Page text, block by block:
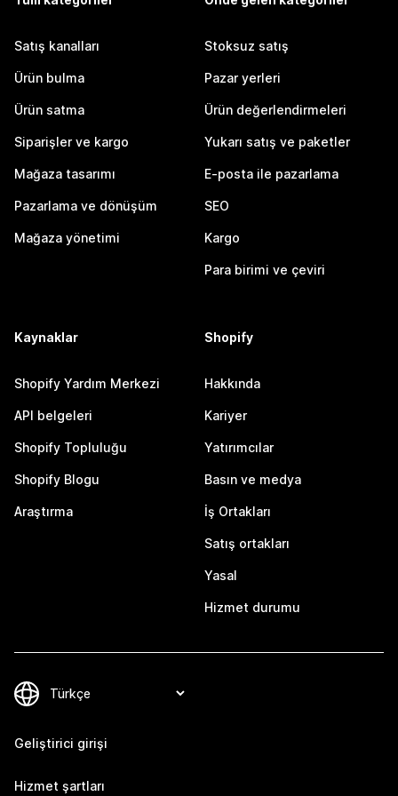
Satış kanalları
Ürün bulma
Ürün satma
Siparişler ve kargo
Mağaza tasarımı
Pazarlama ve dönüşüm
Mağaza yönetimi
Stoksuz satış
Pazar yerleri
Ürün değerlendirmeleri
Yukarı satış ve paketler
E-posta ile pazarlama
SEO
Kargo
Para birimi ve çeviri
Kaynaklar
Shopify Yardım Merkezi
API belgeleri
Shopify Topluluğu
Shopify Blogu
Araştırma
Shopify
Hakkında
Kariyer
Yatırımcılar
Basın ve medya
İş Ortakları
Satış ortakları
Yasal
Hizmet durumu
Geliştirici girişi
Hizmet şartları